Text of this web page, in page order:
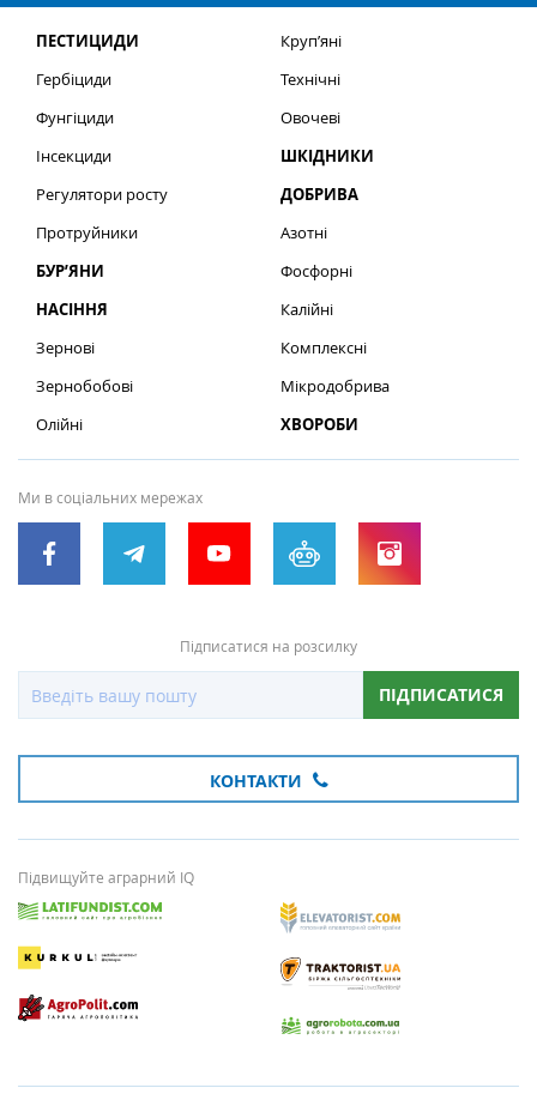
ПЕСТИЦИДИ
Гербіциди
Фунгіциди
Інсекциди
Регулятори росту
Протруйники
БУР’ЯНИ
НАСІННЯ
Зернові
Зернобобові
Олійні
Круп’яні
Технічні
Овочеві
ШКІДНИКИ
ДОБРИВА
Азотні
Фосфорні
Калійні
Комплексні
Мікродобрива
ХВОРОБИ
Ми в соціальних мережах
Підписатися на розсилку
ПІДПИСАТИСЯ
КОНТАКТИ
Підвищуйте аграрний IQ